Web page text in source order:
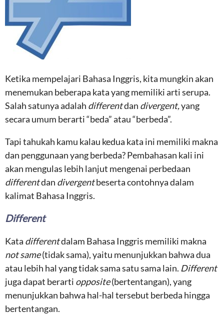
Ketika mempelajari Bahasa Inggris, kita mungkin akan
menemukan beberapa kata yang memiliki arti serupa.
Salah satunya adalah differentdan divergent,yang
secara umum berarti “beda” atau “berbeda”.
Tapi tahukah kamu kalau kedua kata ini memiliki makna
dan penggunaan yang berbeda? Pembahasan kali ini
akan mengulas lebih lanjut mengenai perbedaan
differentdan divergentbeserta contohnya dalam
kalimat Bahasa Inggris.
Different
Kata differentdalam Bahasa Inggris memiliki makna
not same(tidak sama), yaitu menunjukkan bahwa dua
atau lebih hal yang tidak sama satu sama lain. Different
juga dapat berarti opposite(bertentangan), yang
menunjukkan bahwa hal-hal tersebut berbeda hingga
bertentangan.